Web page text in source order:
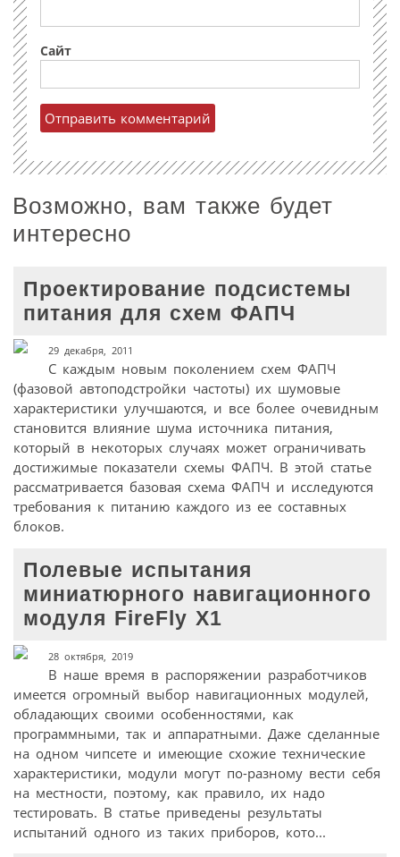
Сайт
Возможно, вам также будет
интересно
Проектирование подсистемы
питания для схем ФАПЧ
29 декабря, 2011
С каждым новым поколением схем ФАПЧ
(фазовой автоподстройки частоты) их шумовые
характеристики улучшаются, и все более очевидным
становится влияние шума источника питания,
который в некоторых случаях может ограничивать
достижимые показатели схемы ФАПЧ. В этой статье
рассматривается базовая схема ФАПЧ и исследуются
требования к питанию каждого из ее составных
блоков.
Полевые испытания
миниатюрного навигационного
модуля FireFly X1
28 октября, 2019
В наше время в распоряжении разработчиков
имеется огромный выбор навигационных модулей,
обладающих своими особенностями, как
программными, так и аппаратными. Даже сделанные
на одном чипсете и имеющие схожие технические
характеристики, модули могут по-разному вести себя
на местности, поэтому, как правило, их надо
тестировать. В статье приведены результаты
испытаний одного из таких приборов, кото...